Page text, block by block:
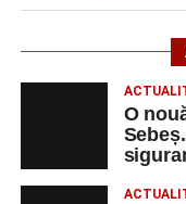
Potrivit
09:39, Poliția
SNUAU 112, cu
rutier soldat cu
La fața locului s-
stabilit că un bărbat
motocicletă pe
O